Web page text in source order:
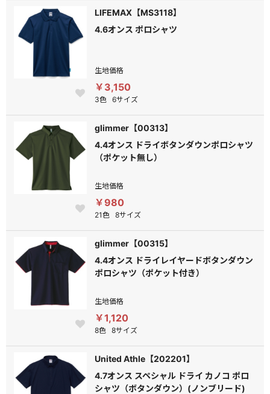
LIFEMAX【MS3118】
4.6オンス ポロシャツ
生地価格
￥3,150
3色 6サイズ
glimmer【00313】
4.4オンス ドライボタンダウンポロシャツ
（ポケット無し）
生地価格
￥980
21色 8サイズ
glimmer【00315】
4.4オンス ドライレイヤードボタンダウン
ポロシャツ（ポケット付き）
生地価格
￥1,120
8色 8サイズ
United Athle【202201】
4.7オンス スペシャル ドライ カノコ ポロ
シャツ（ボタンダウン）(ノンブリード)